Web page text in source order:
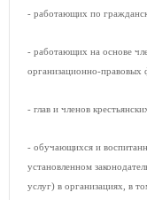
- работающих по
- работающих на основе
организационно-правовых
- глав и членов
- обучающихся и
установленном
услуг) в организациях, в